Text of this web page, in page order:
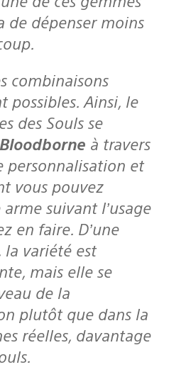
de dépenser moins
possibles. Ainsi, le
des Souls se
Bloodborne à travers
personnalisation et
vous pouvez
suivant l’usage
en faire. D’une
la variété est
mais elle se
de la
plutôt que dans la
réelles, davantage